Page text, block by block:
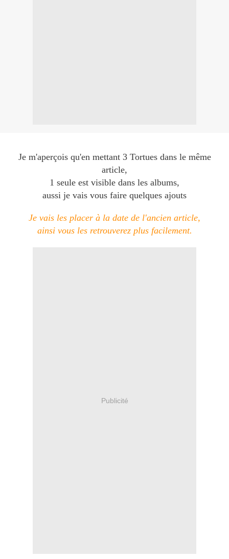
Je m'aperçois qu'en mettant 3 Tortues dans le même
article,
1 seule est visible dans les albums,
aussi je vais vous faire quelques ajouts
Je vais les placer à la date de l'ancien article,
ainsi vous les retrouverez plus facilement.
Publicité